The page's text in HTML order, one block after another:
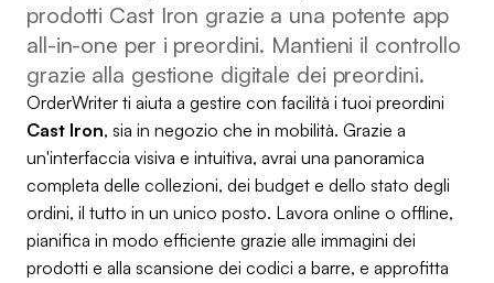
prodotti Cast Iron grazie a una potente app
all-in-one per i preordini. Mantieni il controllo
grazie alla gestione digitale dei preordini.
OrderWriter ti aiuta a gestire con facilità i tuoi preordini
Cast Iron, sia in negozio che in mobilità. Grazie a
un'interfaccia visiva e intuitiva, avrai una panoramica
completa delle collezioni, dei budget e dello stato degli
ordini, il tutto in un unico posto. Lavora online o offline,
pianifica in modo efficiente grazie alle immagini dei
prodotti e alla scansione dei codici a barre, e approfitta